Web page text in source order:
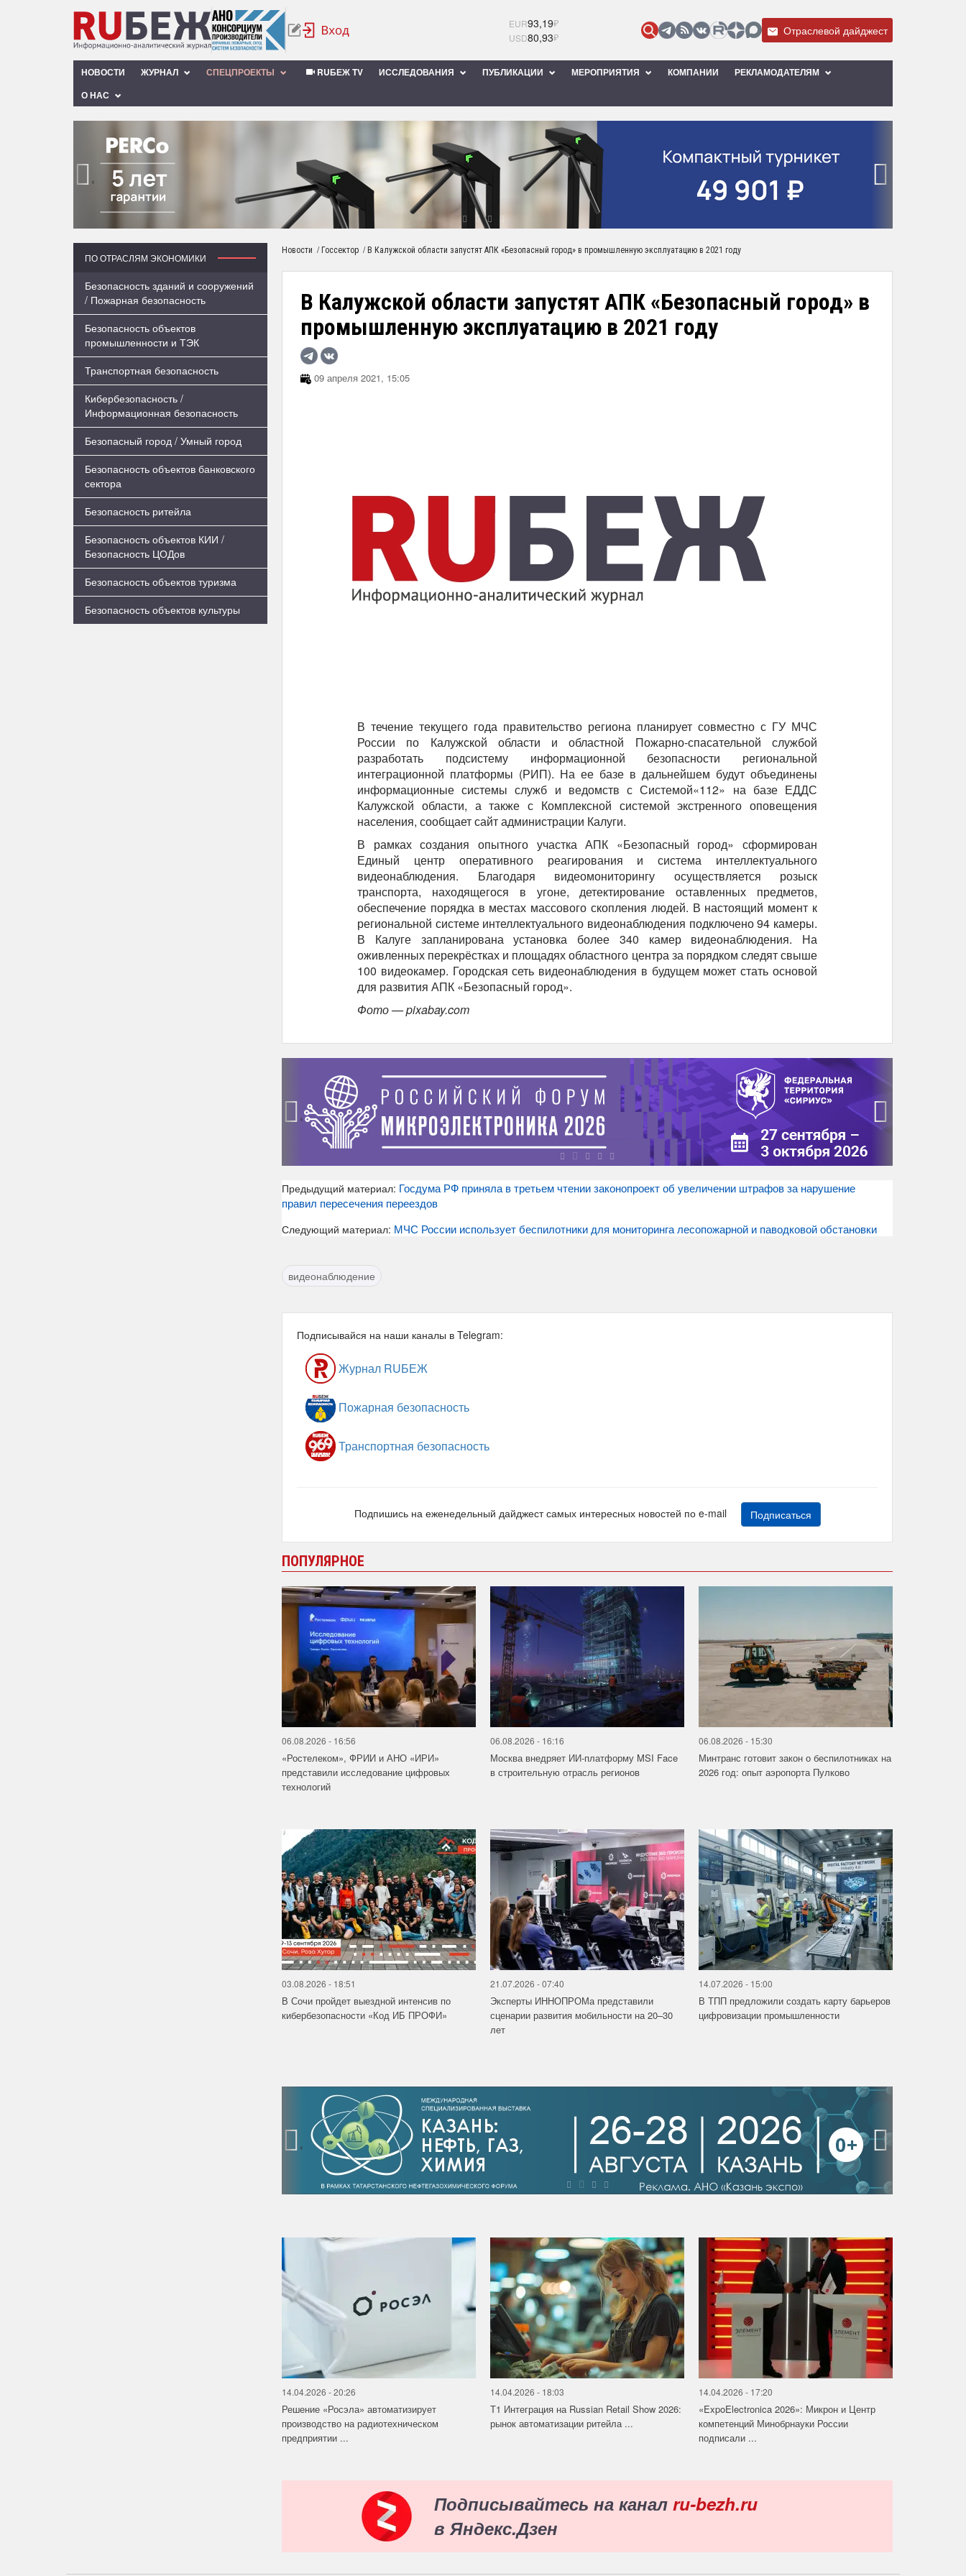
EUR93,19₽
USD80,93₽ Отраслевой дайджест
НОВОСТИ ЖУРНАЛ СПЕЦПРОЕКТЫ RUБЕЖ TV ИССЛЕДОВАНИЯ ПУБЛИКАЦИИ МЕРОПРИЯТИЯ КОМПАНИИ
РЕКЛАМОДАТЕЛЯМ
О НАС
‹
ПО ОТРАСЛЯМ ЭКОНОМИКИ
Безопасность зданий и сооружений
/ Пожарная безопасность
Безопасность объектов
промышленности и ТЭК
Транспортная безопасность
Кибербезопасность /
Информационная безопасность
Безопасный город / Умный город
Безопасность объектов банковского
сектора
Безопасность ритейла
Безопасность объектов КИИ /
Безопасность ЦОДов
Безопасность объектов туризма
Безопасность объектов культуры
Новости / Госсектор / В Калужской области запустят АПК «Безопасный город» в промышленную эксплуатацию в 2021 году
В Калужской области запустят АПК «Безопасный город» в
промышленную эксплуатацию в 2021 году
09 апреля 2021, 15:05
В течение текущего года правительство региона планирует совместно с ГУ МЧС
России по Калужской области и областной Пожарно-спасательной службой
разработать подсистему информационной безопасности региональной
интеграционной платформы (РИП). На ее базе в дальнейшем будут объединены
информационные системы служб и ведомств с Системой«112» на базе ЕДДС
Калужской области, а также с Комплексной системой экстренного оповещения
населения, сообщает сайт администрации Калуги.
В рамках создания опытного участка АПК «Безопасный город» сформирован
Единый центр оперативного реагирования и система интеллектуального
видеонаблюдения. Благодаря видеомониторингу осуществляется розыск
транспорта, находящегося в угоне, детектирование оставленных предметов,
обеспечение порядка в местах массового скопления людей. В настоящий момент к
региональной системе интеллектуального видеонаблюдения подключено 94 камеры.
В Калуге запланирована установка более 340 камер видеонаблюдения. На
оживленных перекрёстках и площадях областного центра за порядком следят свыше
100 видеокамер. Городская сеть видеонаблюдения в будущем может стать основой
для развития АПК «Безопасный город».
Фото — pixabay.com
‹ ›
Предыдущий материал: Госдума РФ приняла в третьем чтении законопроект об увеличении штрафов за нарушение
правил пересечения переездов
Следующий материал: МЧС России использует беспилотники для мониторинга лесопожарной и паводковой обстановки
видеонаблюдение
Подписывайся на наши каналы в Telegram:
Журнал RUБЕЖ
Пожарная безопасность
Транспортная безопасность
Подпишись на еженедельный дайджест самых интересных новостей по e-mail Подписаться
ПОПУЛЯРНОЕ
06.08.2026 - 16:56
«Ростелеком», ФРИИ и АНО «ИРИ»
представили исследование цифровых
технологий
06.08.2026 - 16:16
Москва внедряет ИИ-платформу MSI Face
в строительную отрасль регионов
06.08.2026 - 15:30
Минтранс готовит закон о беспилотниках на
2026 год: опыт аэропорта Пулково
03.08.2026 - 18:51
В Сочи пройдет выездной интенсив по
кибербезопасности «Код ИБ ПРОФИ»
21.07.2026 - 07:40
Эксперты ИННОПРОМа представили
сценарии развития мобильности на 20–30
лет
14.07.2026 - 15:00
В ТПП предложили создать карту барьеров
цифровизации промышленности
‹ ›
14.04.2026 - 20:26
Решение «Росэла» автоматизирует
производство на радиотехническом
предприятии ...
14.04.2026 - 18:03
Т1 Интеграция на Russian Retail Show 2026:
рынок автоматизации ритейла ...
14.04.2026 - 17:20
«ExpoElectronica 2026»: Микрон и Центр
компетенций Минобрнауки России
подписали ...
Подписывайтесь на канал ru-bezh.ru
в Яндекс.Дзен